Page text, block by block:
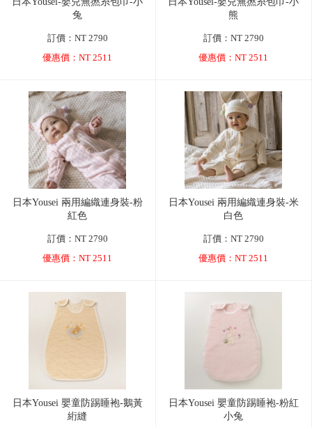
兔
訂價：NT 2790
優惠價：NT 2511
熊
訂價：NT 2790
優惠價：NT 2511
日本Yousei 兩用編織連身裝-粉
紅色
訂價：NT 2790
優惠價：NT 2511
日本Yousei 兩用編織連身裝-米
白色
訂價：NT 2790
優惠價：NT 2511
日本Yousei 嬰童防踢睡袍-鵝黃
絎縫
日本Yousei 嬰童防踢睡袍-粉紅
小兔